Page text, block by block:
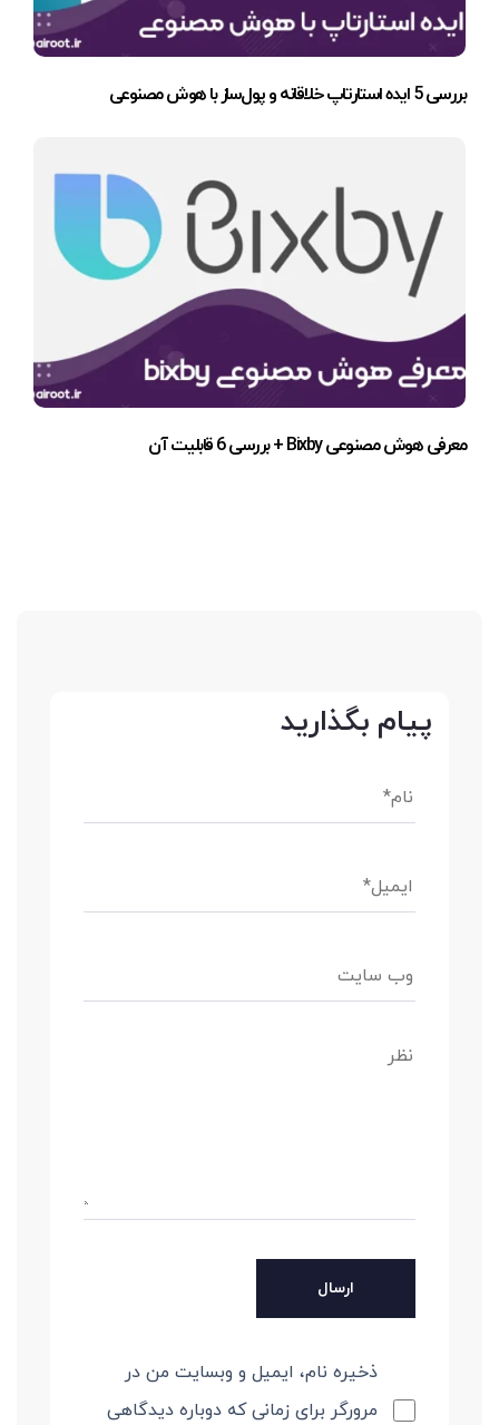
بررسی 5 ایده استارتاپ خلاقانه و پول‌ساز با هوش مصنوعی
معرفی هوش مصنوعی Bixby + بررسی 6 قابلیت آن
پیام بگذارید
ذخیره نام، ایمیل و وبسایت من در
مرورگر برای زمانی که دوباره دیدگاهی